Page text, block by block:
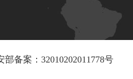
部备案：32010202011778号